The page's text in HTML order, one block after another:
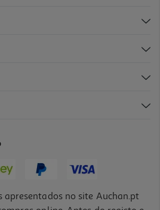
apresentados no site Auchan.pt